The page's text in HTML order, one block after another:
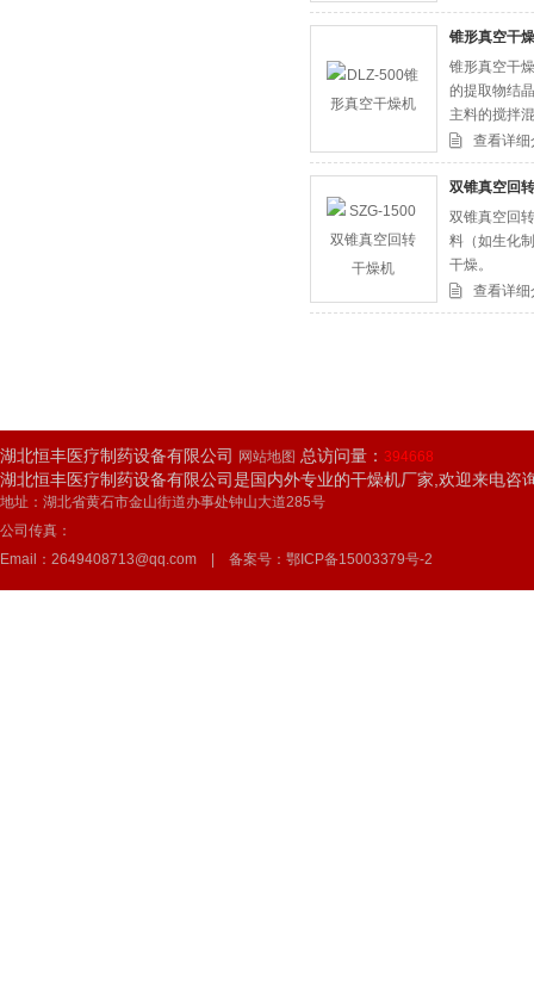
锥形真空干
锥形真空干
的提取物结
主料的搅拌
查看详细
双锥真空回
双锥真空回
料（如生化
干燥。
查看详细
湖北恒丰医疗制药设备有限公司 网站地图 总访问量： 394668
湖北恒丰医疗制药设备有限公司是国内外专业的干燥机厂家,欢迎来电咨
地址：湖北省黄石市金山街道办事处钟山大道285号
公司传真：
Email：2649408713@qq.com | 备案号： 鄂ICP备15003379号-2